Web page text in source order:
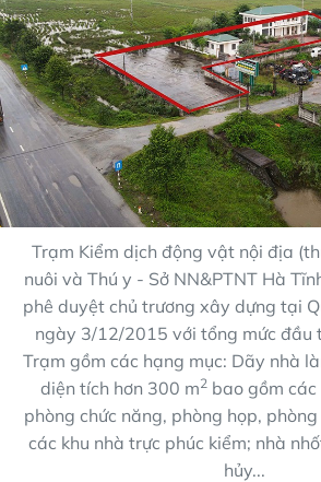
Trạm Kiểm dịch động vật nội địa
nuôi và Thú y - Sở NN&PTNT Hà
phê duyệt chủ trương xây dựng tại
ngày 3/12/2015 với tổng mức đầu
Trạm gồm các hạng mục: Dãy nhà
diện tích hơn 300 m2 bao gồm
phòng chức năng, phòng họp,
các khu nhà trực phúc kiểm; nhà
hủy...